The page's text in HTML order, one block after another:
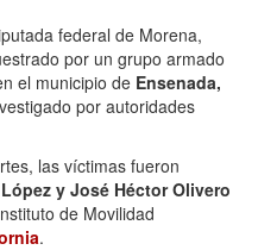
federal de Morena,
por un grupo armado
el municipio de Ensenada,
por autoridades
las víctimas fueron
y José Héctor Olivero
de Movilidad
.